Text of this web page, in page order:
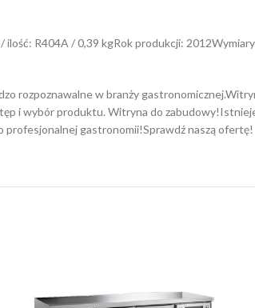
R404A / 0,39 kgRok produkcji:
rozpoznawalne w branży
i wybór produktu. Witryna do
profesjonalnej gastronomii!Sprawdź naszą ofertę!